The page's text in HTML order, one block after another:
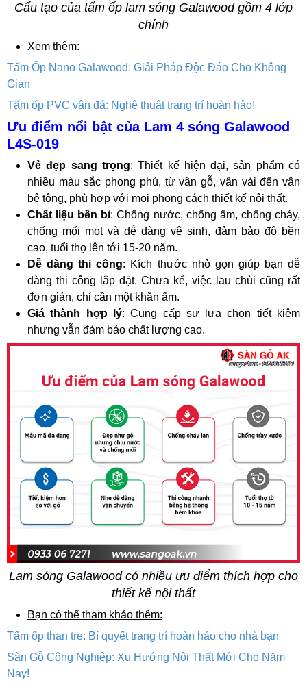
Cấu tạo của tấm ốp lam sóng Galawood gồm 4 lớp
chính
Xem thêm:
Tấm Ốp Nano Galawood: Giải Pháp Độc Đáo Cho Không
Gian
Tấm ốp PVC vân đá: Nghệ thuật trang trí hoàn hảo!
Ưu điểm nổi bật của Lam 4 sóng Galawood
L4S-019
Vẻ đẹp sang trọng: Thiết kế hiện đại, sản phẩm có
nhiều màu sắc phong phú, từ vân gỗ, vân vải đến vân
bê tông, phù hợp với mọi phong cách thiết kế nội thất.
Chất liệu bền bỉ: Chống nước, chống ẩm, chống cháy,
chống mối mọt và dễ dàng vệ sinh, đảm bảo độ bền
cao, tuổi thọ lên tới 15-20 năm.
Dễ dàng thi công: Kích thước nhỏ gọn giúp bạn dễ
dàng thi công lắp đặt. Chưa kể, việc lau chùi cũng rất
đơn giản, chỉ cần một khăn ẩm.
Giá thành hợp lý: Cung cấp sự lựa chọn tiết kiệm
nhưng vẫn đảm bảo chất lượng cao.
Lam sóng Galawood có nhiều ưu điểm thích hợp cho
thiết kế nội thất
Bạn có thể tham khảo thêm:
Tấm ốp than tre: Bí quyết trang trí hoàn hảo cho nhà bạn
Sàn Gỗ Công Nghiệp: Xu Hướng Nội Thất Mới Cho Năm
Nay!